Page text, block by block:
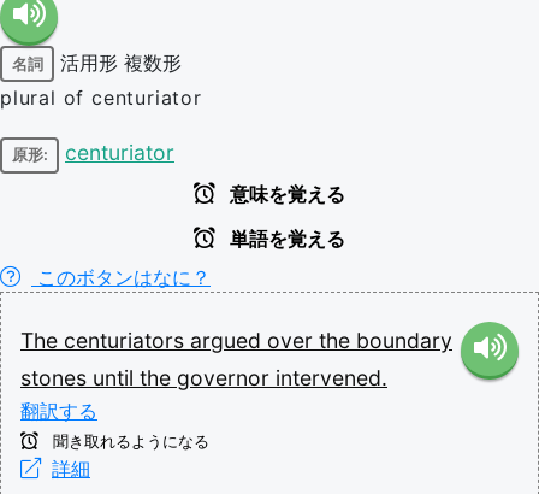
名詞 活用形 複数形
plural of centuriator
原形: centuriator
意味を覚える
単語を覚える
このボタンはなに？
The centuriators argued over the boundary
stones until the governor intervened.
翻訳する
聞き取れるようになる
詳細